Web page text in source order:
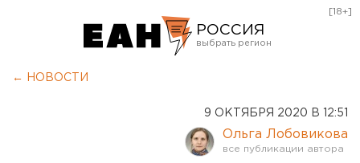
РОССИЯ
Курган
Оренбург
[18+]
← НОВОСТИ
9 ОКТЯБРЯ 2020 В 12:51
Ольга Лобовикова